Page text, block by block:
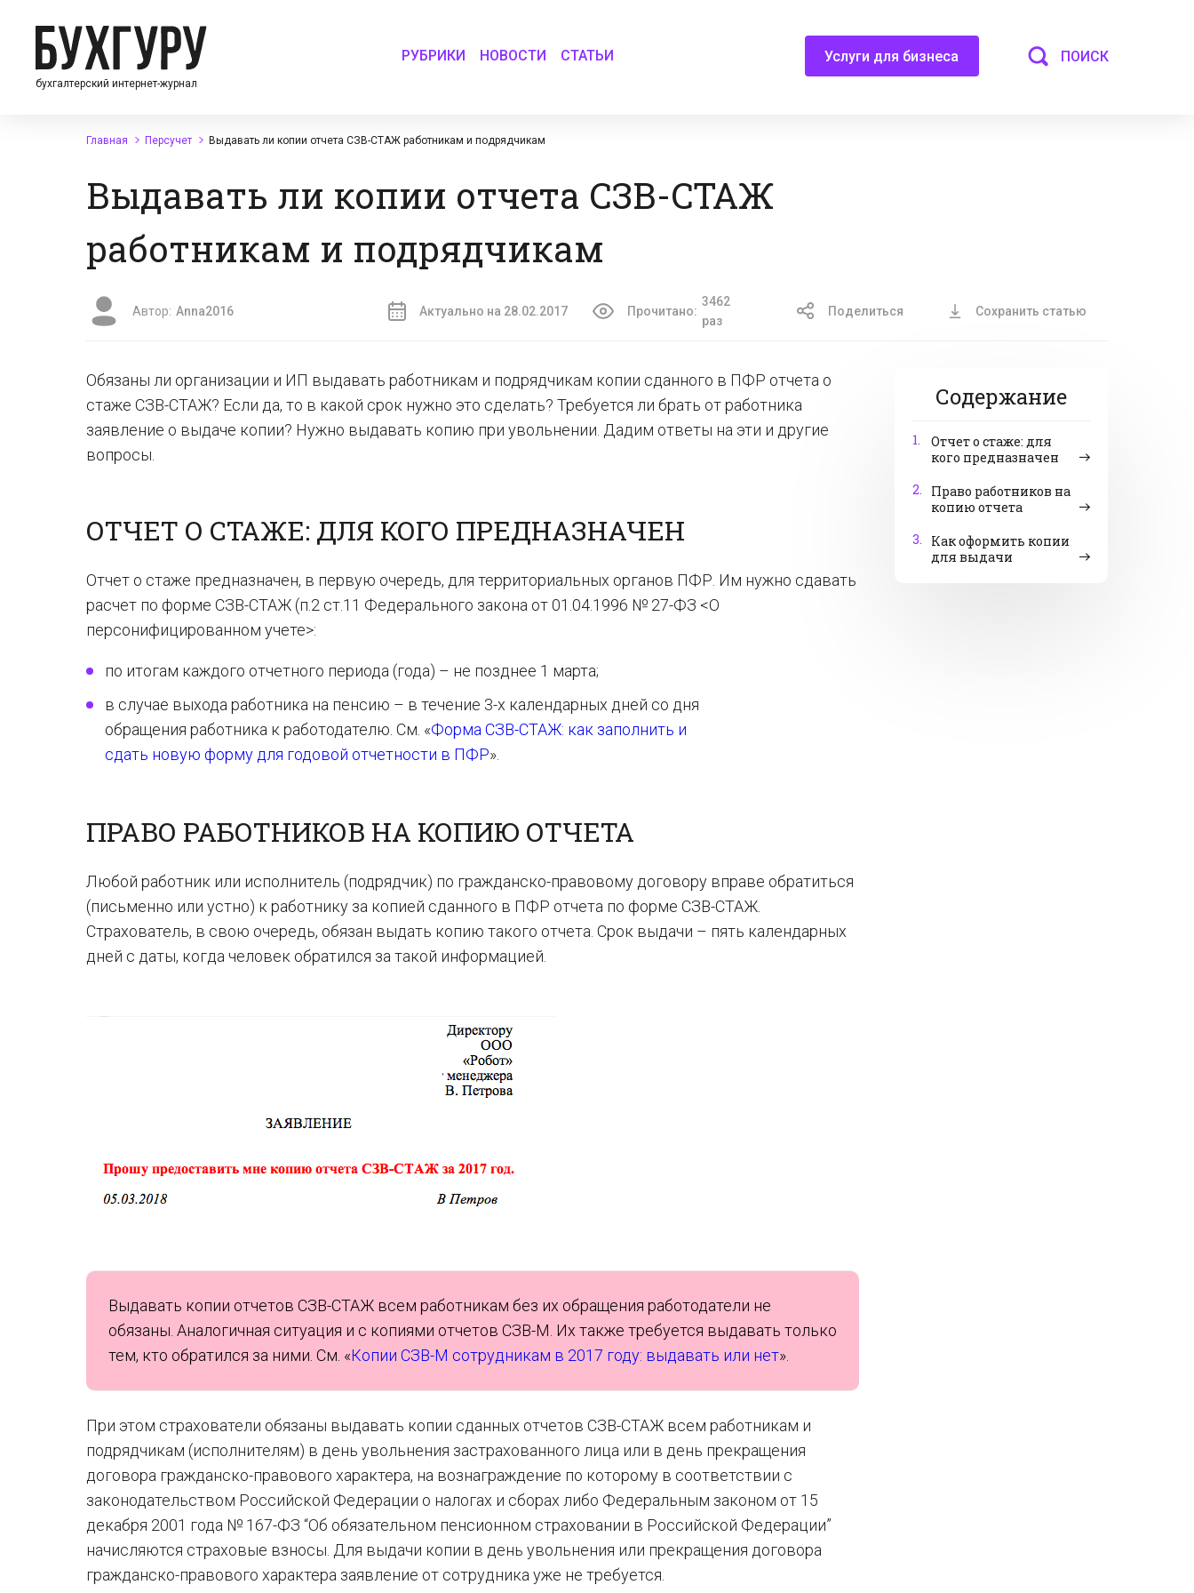
бухгалтерский интернет-журнал
РУБРИКИ НОВОСТИ СТАТЬИ Услуги для бизнеса ПОИСК
Главная Персучет Выдавать ли копии отчета СЗВ-СТАЖ работникам и подрядчикам
Выдавать ли копии отчета СЗВ-СТАЖ
работникам и подрядчикам
Автор: Anna2016 Актуально на 28.02.2017 Прочитано:
3462
раз
Поделиться Сохранить статью
Содержание
1.
Отчет о стаже: для
кого предназначен
2.
Право работников на
копию отчета
3.
Как оформить копии
для выдачи
Обязаны ли организации и ИП выдавать работникам и подрядчикам копии сданного в ПФР отчета о
стаже СЗВ-СТАЖ? Если да, то в какой срок нужно это сделать? Требуется ли брать от работника
заявление о выдаче копии? Нужно выдавать копию при увольнении. Дадим ответы на эти и другие
вопросы.
ОТЧЕТ О СТАЖЕ: ДЛЯ КОГО ПРЕДНАЗНАЧЕН
Отчет о стаже предназначен, в первую очередь, для территориальных органов ПФР. Им нужно сдавать
расчет по форме СЗВ-СТАЖ (п.2 ст.11 Федерального закона от 01.04.1996 № 27-ФЗ <О
персонифицированном учете>:
по итогам каждого отчетного периода (года) – не позднее 1 марта;
в случае выхода работника на пенсию – в течение 3-х календарных дней со дня
обращения работника к работодателю. См. «Форма СЗВ-СТАЖ: как заполнить и
сдать новую форму для годовой отчетности в ПФР».
ПРАВО РАБОТНИКОВ НА КОПИЮ ОТЧЕТА
Любой работник или исполнитель (подрядчик) по гражданско-правовому договору вправе обратиться
(письменно или устно) к работнику за копией сданного в ПФР отчета по форме СЗВ-СТАЖ.
Страхователь, в свою очередь, обязан выдать копию такого отчета. Срок выдачи – пять календарных
дней с даты, когда человек обратился за такой информацией.
Выдавать копии отчетов СЗВ-СТАЖ всем работникам без их обращения работодатели не
обязаны. Аналогичная ситуация и с копиями отчетов СЗВ-М. Их также требуется выдавать только
тем, кто обратился за ними. См. «Копии СЗВ-М сотрудникам в 2017 году: выдавать или нет».
При этом страхователи обязаны выдавать копии сданных отчетов СЗВ-СТАЖ всем работникам и
подрядчикам (исполнителям) в день увольнения застрахованного лица или в день прекращения
договора гражданско-правового характера, на вознаграждение по которому в соответствии с
законодательством Российской Федерации о налогах и сборах либо Федеральным законом от 15
декабря 2001 года № 167-ФЗ “Об обязательном пенсионном страховании в Российской Федерации”
начисляются страховые взносы. Для выдачи копии в день увольнения или прекращения договора
гражданско-правового характера заявление от сотрудника уже не требуется.